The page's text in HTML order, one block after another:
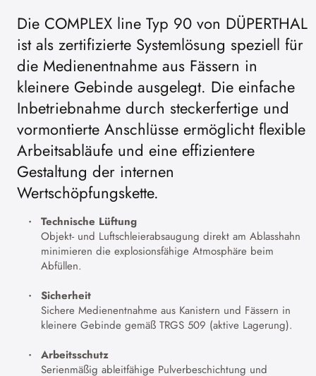
Die COMPLEX line Typ 90 von DÜPERTHAL
ist als zertifizierte Systemlösung speziell für
die Medienentnahme aus Fässern in
kleinere Gebinde ausgelegt. Die einfache
Inbetriebnahme durch steckerfertige und
vormontierte Anschlüsse ermöglicht flexible
Arbeitsabläufe und eine effizientere
Gestaltung der internen
Wertschöpfungskette.
Technische Lüftung
Objekt- und Luftschleierabsaugung direkt am Ablasshahn
minimieren die explosionsfähige Atmosphäre beim
Abfüllen.
Sicherheit
Sichere Medienentnahme aus Kanistern und Fässern in
kleinere Gebinde gemäß TRGS 509 (aktive Lagerung).
Arbeitsschutz
Serienmäßig ableitfähige Pulverbeschichtung und